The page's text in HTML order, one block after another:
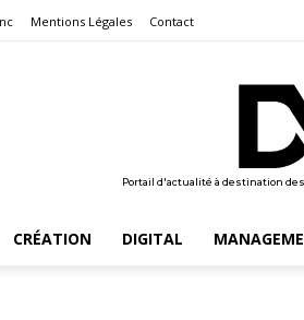
Mentions Légales Contact
Portail d'actualité à destination
CRÉATION DIGITAL